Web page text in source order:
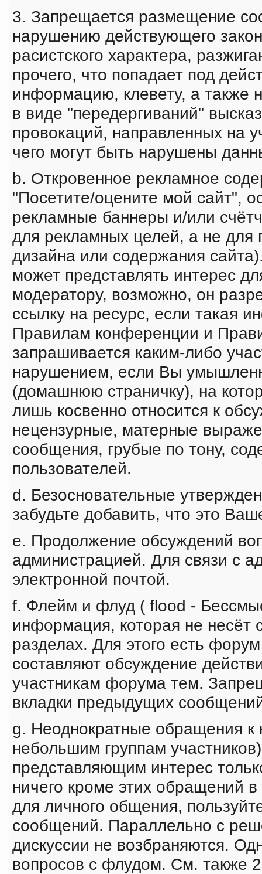
3. Запрещается размещение
наpyшению действyющего
расистского характера,
прочего, что попадает под
инфоpмацию, клеветy, а также
в виде "передергиваний"
провокаций, направленных на
чего могут быть нарушены
b. Откровенное рекламное
"Посетите/оцените мой сайт",
рекламные баннеры и/или
для рекламных целей, а не для
дизайна или содержания
может пpедставлять интеpес
модеpатоpy, возможно, он
ссылку на ресурс, если такая
Правилам конференции и
запрашивается каким-либо
нарушением, если Вы
(домашнюю страничку), на
лишь косвенно относится к
нецензурные, матерные
сообщения, грубые по тону,
пользователей.
d. Безосновательные
забудьте добавить, что это
e. Продолжение обсyждений
администрацией. Для связи с
электронной почтой.
f. Флейм и флуд ( flood -
инфоpмация, которая не несёт
разделах. Для этого есть
составляют обсуждение
участникам форума тем.
вкладки предыдущих
g. Неоднократные обращения к
небольшим группам
представляющим интерес
ничего кроме этих обращений
для личного общения,
сообщений. Параллельно с
дискуссии не возбраняются.
вопросов с флудом. См. также